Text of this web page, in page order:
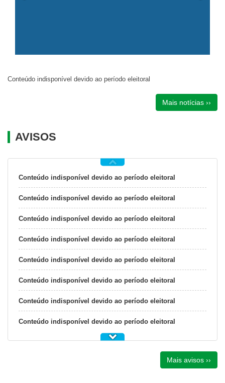
Conteúdo indisponível devido ao período eleitoral
Mais notícias ››
AVISOS
Conteúdo indisponível devido ao período eleitoral
Conteúdo indisponível devido ao período eleitoral
Conteúdo indisponível devido ao período eleitoral
Conteúdo indisponível devido ao período eleitoral
Conteúdo indisponível devido ao período eleitoral
Conteúdo indisponível devido ao período eleitoral
Conteúdo indisponível devido ao período eleitoral
Conteúdo indisponível devido ao período eleitoral
Mais avisos ››